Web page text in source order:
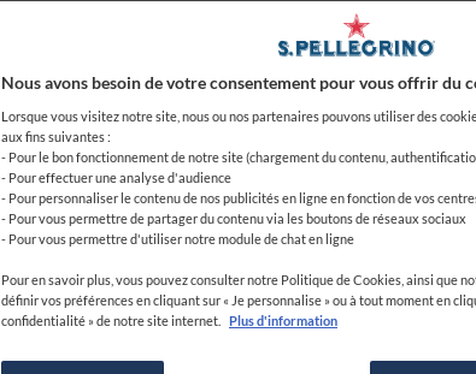
Nous avons besoin de votre consentement pour vous offrir du
Lorsque vous visitez notre site, nous ou nos partenaires pouvons utiliser des
aux fins suivantes :
- Pour le bon fonctionnement de notre site (chargement du contenu,
- Pour effectuer une analyse d'audience
- Pour personnaliser le contenu de nos publicités en ligne en fonction de vos
- Pour vous permettre de partager du contenu via les boutons de réseaux sociaux
- Pour vous permettre d'utiliser notre module de chat en ligne
Pour en savoir plus, vous pouvez consulter notre Politique de Cookies, ainsi que
définir vos préférences en cliquant sur « Je personnalise » ou à tout moment en
confidentialité » de notre site internet.
Plus d'information